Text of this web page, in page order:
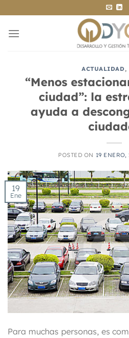
al
contenido
ACTUALIDAD,
“Menos
ciudad”: la
ayuda a
POSTED ON 19 ENERO,
19
Ene
Para muchas personas, es